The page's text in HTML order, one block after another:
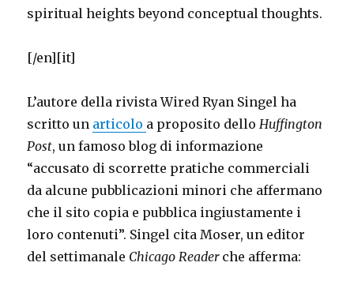
spiritual heights beyond conceptual thoughts.
[/en][it]
L’autore della rivista Wired Ryan Singel ha
scritto un articolo a proposito dello Huffington
Post, un famoso blog di informazione
“accusato di scorrette pratiche commerciali
da alcune pubblicazioni minori che affermano
che il sito copia e pubblica ingiustamente i
loro contenuti”. Singel cita Moser, un editor
del settimanale Chicago Readerche afferma: